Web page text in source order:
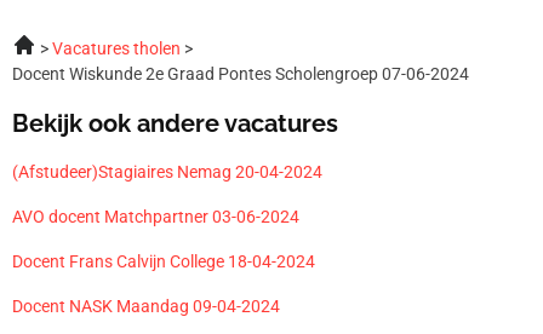
Vacatures tholen
Docent Wiskunde 2e Graad Pontes Scholengroep 07-06-2024
Bekijk ook andere vacatures
(Afstudeer)Stagiaires Nemag 20-04-2024
AVO docent Matchpartner 03-06-2024
Docent Frans Calvijn College 18-04-2024
Docent NASK Maandag 09-04-2024